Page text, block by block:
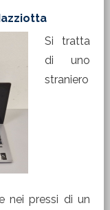
Si tratta
di uno
straniero
nei pressi di un